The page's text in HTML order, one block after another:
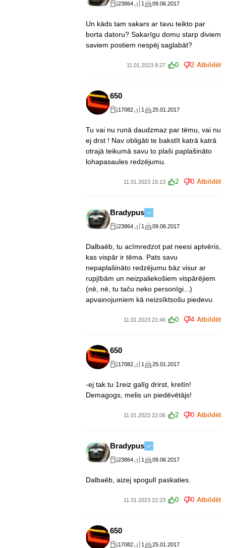
23864 1 09.06.2017
Un kāds tam sakars ar tavu teikto par
borta datoru? Sakarīgu domu starp diviem
saviem postiem nespēj saglabāt?
11.01.2023 8:27 0 2 Atbildēt
650
17082 1 25.01.2017
Tu vai nu runā daudzmaz par tēmu, vai nu
ej drst ! Nav obligāti te bakstīt katrā katrā
otrajā teikumā savu to plaši paplašināto
lohapasaules redzējumu.
11.01.2023 15:13 2 0 Atbildēt
Bradypus
23864 1 09.06.2017
Dalbaēb, tu acīmredzot pat neesi aptvēris,
kas vispār ir tēma. Pats savu
nepaplašināto redzējumu bāz visur ar
rupjībām un neizpaliekošiem vispārējiem
(nē, nē, tu taču neko personīgi...)
apvainojumiem kā neizsīktsošu piedevu.
11.01.2023 21:46 0 4 Atbildēt
650
17082 1 25.01.2017
-ej tak tu 1reiz galīg drirst, kretīn!
Demagogs, melis un piedēvētājs!
11.01.2023 22:06 2 0 Atbildēt
Bradypus
23864 1 09.06.2017
Dalbaēb, aizej spogulī paskaties.
11.01.2023 22:23 0 0 Atbildēt
650
17082 1 25.01.2017